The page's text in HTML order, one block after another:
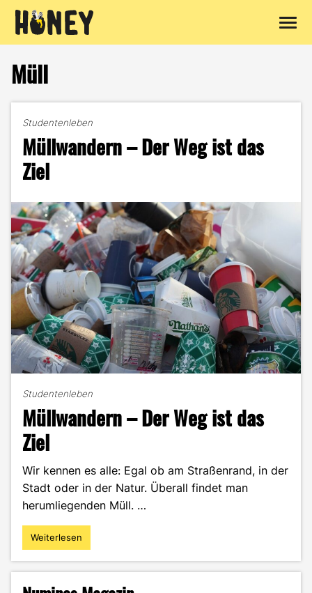
Inhalt
springen
Müll
Studentenleben
Müllwandern – Der Weg ist das
Ziel
Studentenleben
Müllwandern – Der Weg ist das
Ziel
Wir kennen es alle: Egal ob am Straßenrand, in der
Stadt oder in der Natur. Überall findet man
herumliegenden Müll. …
"Müllwandern
–
Weiterlesen